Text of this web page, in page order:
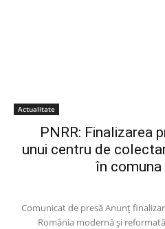
Actualitate
PNRR: Finalizarea
unui centru de
în comuna
Comunicat de presă Anunț
România modernă și